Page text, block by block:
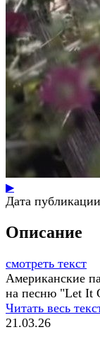
▶
Дата
Описание
смотреть текст
Американские
на песню "Let It
Читать весь
21.03.26